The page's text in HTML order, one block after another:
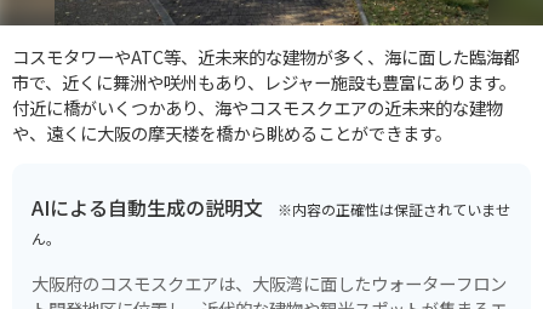
コスモタワーやATC等、近未来的な建物が多く、海に面した臨海都
市で、近くに舞洲や咲州もあり、レジャー施設も豊富にあります。
付近に橋がいくつかあり、海やコスモスクエアの近未来的な建物
や、遠くに大阪の摩天楼を橋から眺めることができます。
AIによる自動生成の説明文 ※内容の正確性は保証されていませ
ん。
大阪府のコスモスクエアは、大阪湾に面したウォーターフロン